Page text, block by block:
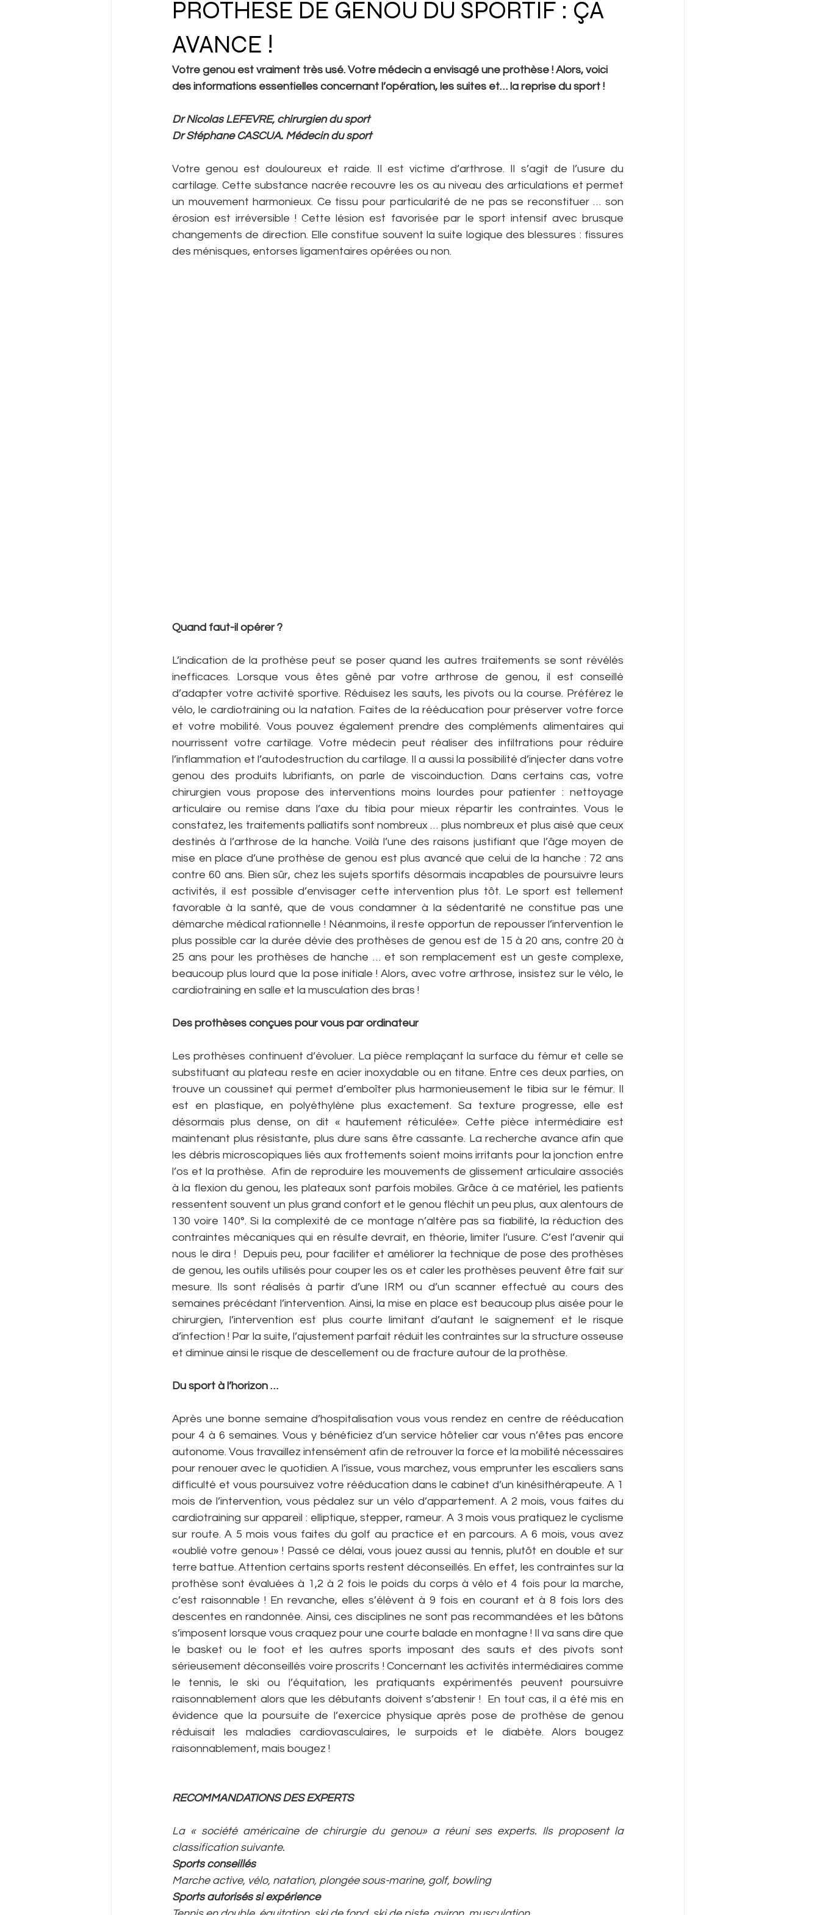
PROTHÈSE DE GENOU DU SPORTIF : ÇA
AVANCE !
Votre genou est vraiment très usé. Votre médecin a envisagé une prothèse ! Alors, voici
des informations essentielles concernant l’opération, les suites et… la reprise du sport !
Dr Nicolas LEFEVRE, chirurgien du sport
Dr Stéphane CASCUA. Médecin du sport
Votre genou est douloureux et raide. Il est victime d’arthrose. Il s’agit de l’usure du
cartilage. Cette substance nacrée recouvre les os au niveau des articulations et permet
un mouvement harmonieux. Ce tissu pour particularité de ne pas se reconstituer … son
érosion est irréversible ! Cette lésion est favorisée par le sport intensif avec brusque
changements de direction. Elle constitue souvent la suite logique des blessures : fissures
des ménisques, entorses ligamentaires opérées ou non.
Quand faut-il opérer ?
L’indication de la prothèse peut se poser quand les autres traitements se sont révélés
inefficaces. Lorsque vous êtes gêné par votre arthrose de genou, il est conseillé
d’adapter votre activité sportive. Réduisez les sauts, les pivots ou la course. Préférez le
vélo, le cardiotraining ou la natation. Faites de la rééducation pour préserver votre force
et votre mobilité. Vous pouvez également prendre des compléments alimentaires qui
nourrissent votre cartilage. Votre médecin peut réaliser des infiltrations pour réduire
l’inflammation et l’autodestruction du cartilage. Il a aussi la possibilité d’injecter dans votre
genou des produits lubrifiants, on parle de viscoinduction. Dans certains cas, votre
chirurgien vous propose des interventions moins lourdes pour patienter : nettoyage
articulaire ou remise dans l’axe du tibia pour mieux répartir les contraintes. Vous le
constatez, les traitements palliatifs sont nombreux … plus nombreux et plus aisé que ceux
destinés à l’arthrose de la hanche. Voilà l’une des raisons justifiant que l’âge moyen de
mise en place d’une prothèse de genou est plus avancé que celui de la hanche : 72 ans
contre 60 ans. Bien sûr, chez les sujets sportifs désormais incapables de poursuivre leurs
activités, il est possible d’envisager cette intervention plus tôt. Le sport est tellement
favorable à la santé, que de vous condamner à la sédentarité ne constitue pas une
démarche médical rationnelle ! Néanmoins, il reste opportun de repousser l’intervention le
plus possible car la durée dévie des prothèses de genou est de 15 à 20 ans, contre 20 à
25 ans pour les prothèses de hanche … et son remplacement est un geste complexe,
beaucoup plus lourd que la pose initiale ! Alors, avec votre arthrose, insistez sur le vélo, le
cardiotraining en salle et la musculation des bras !
Des prothèses conçues pour vous par ordinateur
Les prothèses continuent d’évoluer. La pièce remplaçant la surface du fémur et celle se
substituant au plateau reste en acier inoxydable ou en titane. Entre ces deux parties, on
trouve un coussinet qui permet d’emboîter plus harmonieusement le tibia sur le fémur. Il
est en plastique, en polyéthylène plus exactement. Sa texture progresse, elle est
désormais plus dense, on dit « hautement réticulée». Cette pièce intermédiaire est
maintenant plus résistante, plus dure sans être cassante. La recherche avance afin que
les débris microscopiques liés aux frottements soient moins irritants pour la jonction entre
l’os et la prothèse.  Afin de reproduire les mouvements de glissement articulaire associés
à la flexion du genou, les plateaux sont parfois mobiles. Grâce à ce matériel, les patients
ressentent souvent un plus grand confort et le genou fléchit un peu plus, aux alentours de
130 voire 140°. Si la complexité de ce montage n’altère pas sa fiabilité, la réduction des
contraintes mécaniques qui en résulte devrait, en théorie, limiter l’usure. C’est l’avenir qui
nous le dira !  Depuis peu, pour faciliter et améliorer la technique de pose des prothèses
de genou, les outils utilisés pour couper les os et caler les prothèses peuvent être fait sur
mesure. Ils sont réalisés à partir d’une IRM ou d’un scanner effectué au cours des
semaines précédant l’intervention. Ainsi, la mise en place est beaucoup plus aisée pour le
chirurgien, l’intervention est plus courte limitant d’autant le saignement et le risque
d’infection ! Par la suite, l’ajustement parfait réduit les contraintes sur la structure osseuse
et diminue ainsi le risque de descellement ou de fracture autour de la prothèse.
Du sport à l’horizon …
Après une bonne semaine d’hospitalisation vous vous rendez en centre de rééducation
pour 4 à 6 semaines. Vous y bénéficiez d’un service hôtelier car vous n’êtes pas encore
autonome. Vous travaillez intensément afin de retrouver la force et la mobilité nécessaires
pour renouer avec le quotidien. A l’issue, vous marchez, vous emprunter les escaliers sans
difficulté et vous poursuivez votre rééducation dans le cabinet d’un kinésithérapeute. A 1
mois de l’intervention, vous pédalez sur un vélo d’appartement. A 2 mois, vous faites du
cardiotraining sur appareil : elliptique, stepper, rameur. A 3 mois vous pratiquez le cyclisme
sur route. A 5 mois vous faites du golf au practice et en parcours. A 6 mois, vous avez
«oublié votre genou» ! Passé ce délai, vous jouez aussi au tennis, plutôt en double et sur
terre battue. Attention certains sports restent déconseillés. En effet, les contraintes sur la
prothèse sont évaluées à 1,2 à 2 fois le poids du corps à vélo et 4 fois pour la marche,
c’est raisonnable ! En revanche, elles s’élèvent à 9 fois en courant et à 8 fois lors des
descentes en randonnée. Ainsi, ces disciplines ne sont pas recommandées et les bâtons
s’imposent lorsque vous craquez pour une courte balade en montagne ! Il va sans dire que
le basket ou le foot et les autres sports imposant des sauts et des pivots sont
sérieusement déconseillés voire proscrits ! Concernant les activités intermédiaires comme
le tennis, le ski ou l’équitation, les pratiquants expérimentés peuvent poursuivre
raisonnablement alors que les débutants doivent s’abstenir !  En tout cas, il a été mis en
évidence que la poursuite de l’exercice physique après pose de prothèse de genou
réduisait les maladies cardiovasculaires, le surpoids et le diabète. Alors bougez
raisonnablement, mais bougez !
RECOMMANDATIONS DES EXPERTS
La « société américaine de chirurgie du genou» a réuni ses experts. Ils proposent la
classification suivante.
Sports conseillés
Marche active, vélo, natation, plongée sous-marine, golf, bowling
Sports autorisés si expérience